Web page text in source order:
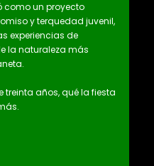
como un proyecto
y terquedad juvenil,
experiencias de
la naturaleza más
treinta años, qué la fiesta